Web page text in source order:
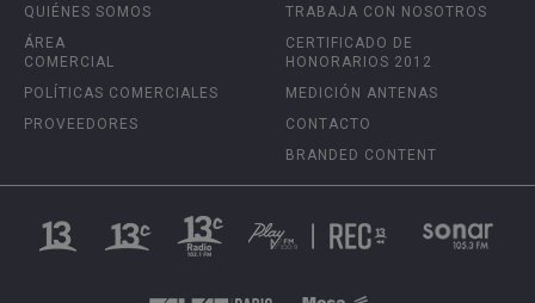
QUIÉNES SOMOS
ÁREA
COMERCIAL
POLÍTICAS COMERCIALES
PROVEEDORES
TRABAJA CON NOSOTROS
CERTIFICADO DE
HONORARIOS 2012
MEDICIÓN ANTENAS
CONTACTO
BRANDED CONTENT